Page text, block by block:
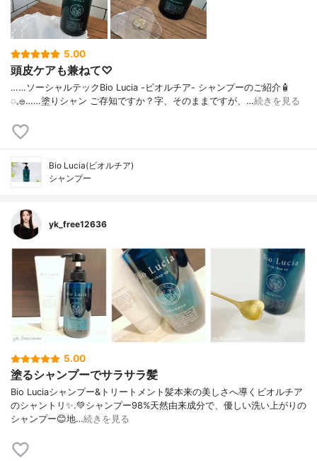
5.00
頭皮ケアも兼ねて♡
……⁡⁡⁡ソーシャルテックBio Lucia -ビオルチア- シャンプー⁡のご紹介🧴‎
◌𓈒𓐍⁡……⁡⁡⁡⁡塗りシャン ご存知ですか？⁡⁡⁡⁡字、そのままですが、…続きを見る
Bio Lucia(ビオルチア)
シャンプー
yk_free12636
5.00
塗るシャンプーでサラサラ髪
Bio Luciaシャンプー&トリートメント⁡髪本来の美しさへ導くビオルチア
のシャントリ✨⁡.💚シャンプー98%天然由来成分で、優しい洗い上がりの
シャンプー😊地…続きを見る